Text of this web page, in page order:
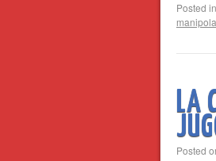
Posted in
LA
Posted